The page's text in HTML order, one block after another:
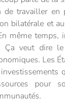
de travailler en
bilatérale et
même temps,
Ça veut dire
Les
pour